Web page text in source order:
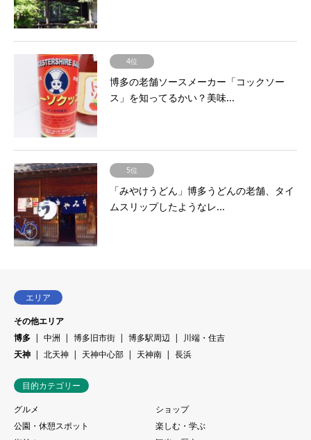
4位
博多の老舗ソースメーカー「コックソー
ス」を知ってるかい？美味...
5位
「みやけうどん」博多うどんの老舗、タイ
ムスリップしたようなレ...
エリア
その他エリア
博多
中洲 博多旧市街 博多駅周辺
川端・住吉
天神
北天神 天神中心部 天神南 長浜
目的カテゴリー
グルメ
ショップ
公園・休憩スポット
楽しむ・学ぶ